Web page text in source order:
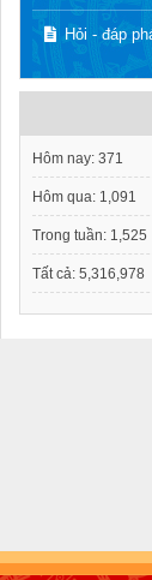
Hỏi - đáp
Hôm nay: 371
Hôm qua: 1,091
Trong tuần: 1,525
Tất cả: 5,316,978